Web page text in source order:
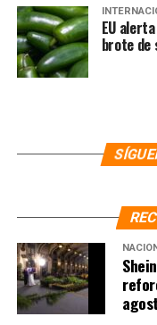
EU
brote de